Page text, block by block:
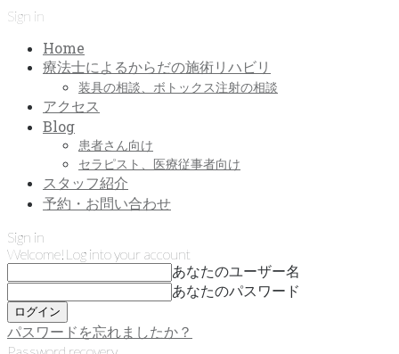
Sign in
Home
療法士によるからだの施術リハビリ
装具の相談、ボトックス注射の相談
アクセス
Blog
患者さん向け
セラピスト、医療従事者向け
スタッフ紹介
予約・お問い合わせ
Sign in
Welcome! Log into your account
あなたのユーザー名
あなたのパスワード
パスワードを忘れましたか？